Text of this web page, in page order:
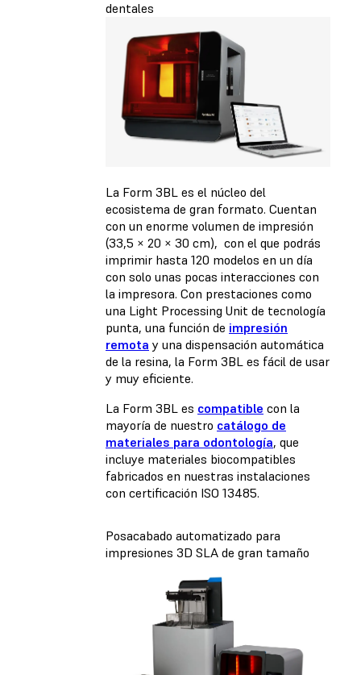
dentales
La Form 3BL es el núcleo del
ecosistema de gran formato. Cuentan
con un enorme volumen de impresión
(33,5 × 20 × 30 cm), con el que podrás
imprimir hasta 120 modelos en un día
con solo unas pocas interacciones con
la impresora. Con prestaciones como
una Light Processing Unit de tecnología
punta, una función de impresión
remota y una dispensación automática
de la resina, la Form 3BL es fácil de usar
y muy eficiente.
La Form 3BL es compatible con la
mayoría de nuestro catálogo de
materiales para odontología, que
incluye materiales biocompatibles
fabricados en nuestras instalaciones
con certificación ISO 13485.
Posacabado automatizado para
impresiones 3D SLA de gran tamaño